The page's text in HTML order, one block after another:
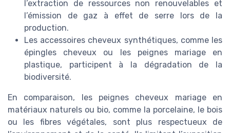
l’extraction de ressources non renouvelables et
l’émission de gaz à effet de serre lors de la
production.
Les accessoires cheveux synthétiques, comme les
épingles cheveux ou les peignes mariage en
plastique, participent à la dégradation de la
biodiversité.
En comparaison, les peignes cheveux mariage en
matériaux naturels ou bio, comme la porcelaine, le bois
ou les fibres végétales, sont plus respectueux de